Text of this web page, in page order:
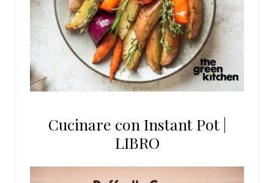
Cucinare con Instant Pot |
LIBRO